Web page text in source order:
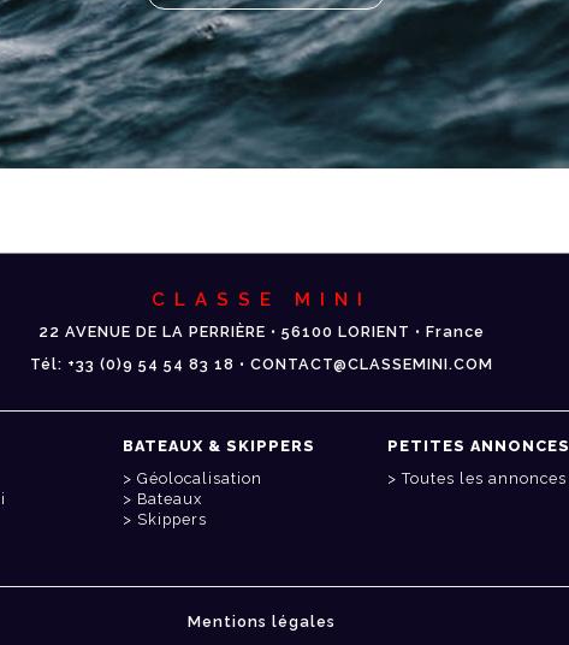
CLASSE MINI
22 AVENUE DE LA PERRIÈRE • 56100 LORIENT • France
Tél: +33 (0)9 54 54 83 18 • CONTACT@CLASSEMINI.COM
BATEAUX & SKIPPERS
Géolocalisation
Bateaux
Skippers
PETITES ANNONCES
Toutes les annonces
Mentions légales